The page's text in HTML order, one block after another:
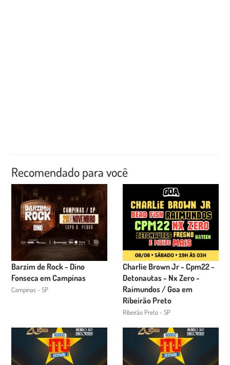
Recomendado para você
Barzim de Rock - Dino
Fonseca em Campinas
Campinas - SP
Charlie Brown Jr - Cpm22 -
Detonautas - Nx Zero -
Raimundos / Goa em
Ribeirão Preto
Ribeirão Preto - SP